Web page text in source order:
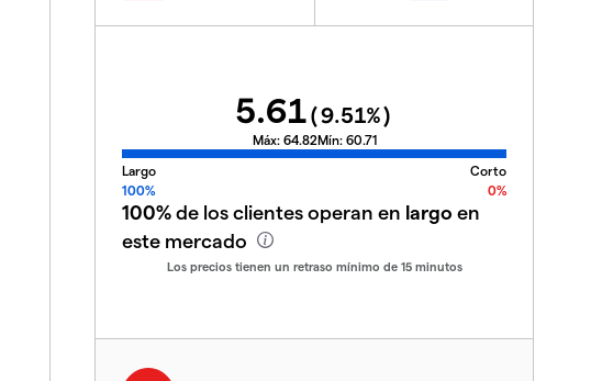
5.61(9.51%)
Máx: 64.82Mín: 60.71
Largo
Corto
100%
0%
100%de los clientes operan en largo en
este mercado
Los precios tienen un retraso mínimo de 15 minutos